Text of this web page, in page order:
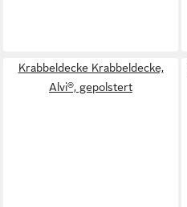
Krabbeldecke Krabbeldecke,
Alvi®, gepolstert